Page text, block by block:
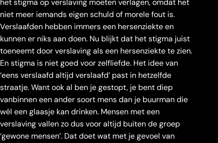
het stigma op verslaving moeten verlagen, omdat het
niet meer iemands eigen schuld of morele fout is.
Verslaafden hebben immers een hersenziekte en
kunnen er niks aan doen. Nu blijkt dat het stigma juist
toeneemt door verslaving als een hersenziekte te zien.
En stigma is niet goed voor zelfliefde. Het idee van
‘eens verslaafd altijd verslaafd’ past in hetzelfde
straatje. Want ook al ben je gestopt, je bent diep
vanbinnen een ander soort mens dan je buurman die
wél een glaasje kan drinken. Mensen met een
verslaving vallen zo dus voor altijd buiten de groep
‘gewone mensen’. Dat doet wat met je gevoel van